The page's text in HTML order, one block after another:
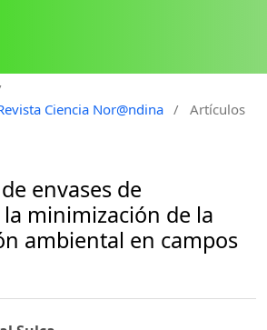
Ciencia Nor@ndina / Artículos
envases de
minimización de la
ambiental en campos